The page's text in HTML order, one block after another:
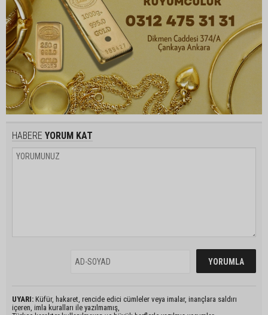
HABERE YORUM KAT
UYARI: Küfür, hakaret, rencide edici cümleler veya imalar, inançlara saldırı
içeren, imla kuralları ile yazılmamış,